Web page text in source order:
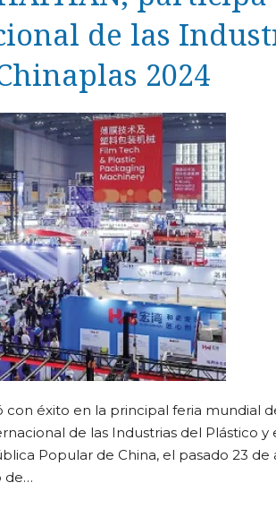
de las
2024
éxito en la principal feria mundial
de las Industrias del Plástico y
Popular de China, el pasado 23 de
de…